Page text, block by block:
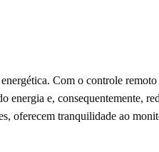
Com o controle remoto
energia e, consequentemente,
oferecem tranquilidade ao